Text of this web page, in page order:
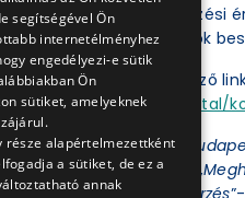
A BKV Zrt. a közbeszerzési
folytatja le. Az eljárások
Az eljárások a következő
https://ekr.gov.hu/portal/
Az Ajánlatkérőnél a „
az Eljárás fajtájánál a „
értékhatár alatti beszerzés
segítségével Ön
internetélményhez
engedélyezi-e sütik
Ön
sütiket, amelyeknek
része alapértelmezettként
a sütiket, de ez a
annak